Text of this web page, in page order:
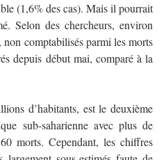
(1,6% des cas). Mais il pourrait
Selon des chercheurs, environ
non comptabilisés parmi les morts
depuis début mai, comparé à la
d’habitants, est le deuxième
sub-saharienne avec plus de
morts. Cependant, les chiffres